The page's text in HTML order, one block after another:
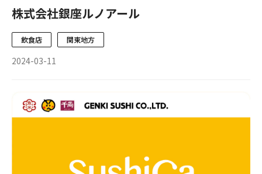
株式会社銀座ルノアール
飲食店 関東地方
2024-03-11